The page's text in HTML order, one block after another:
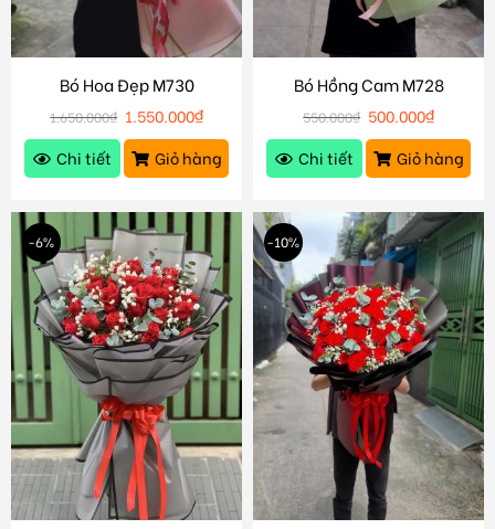
Bó Hoa Đẹp M730
1.650.000₫ 1.550.000₫
Chi tiết
Giỏ hàng
Bó Hồng Cam M728
550.000₫ 500.000₫
Chi tiết
Giỏ hàng
-6% -10%